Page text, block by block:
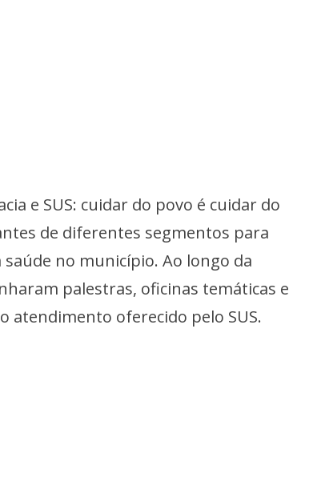
e SUS: cuidar do povo é cuidar do
de diferentes segmentos para
no município. Ao longo da
palestras, oficinas temáticas e
atendimento oferecido pelo SUS.